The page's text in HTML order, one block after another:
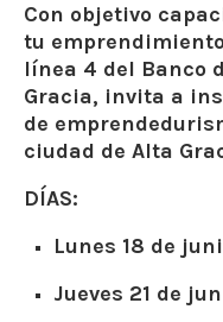
Con objetivo
tu
línea 4 del Banco
Gracia, invita a
de
ciudad de Alta
DÍAS:
Lunes 18 de
Jueves 21 de